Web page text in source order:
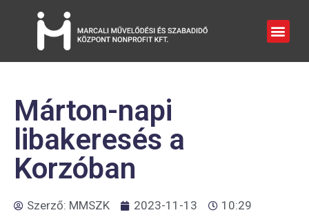
Márton-napi
libakeresés a
Korzóban
Szerző: MMSZK 2023-11-13 10:29